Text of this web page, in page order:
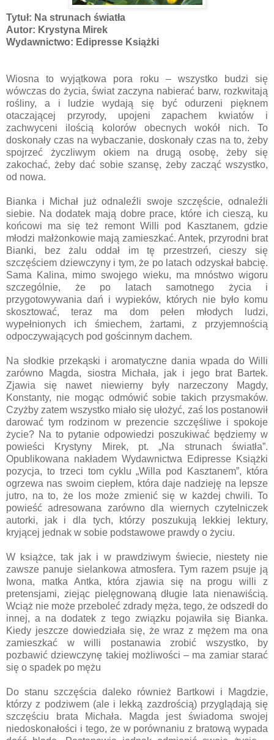
Tytuł: Na strunach światła
Autor: Krystyna Mirek
Wydawnictwo: Edipresse Książki
Wiosna to wyjątkowa pora roku – wszystko budzi się
wówczas do życia, świat zaczyna nabierać barw, rozkwitają
rośliny, a i ludzie wydają się być odurzeni pięknem
otaczającej przyrody, upojeni zapachem kwiatów i
zachwyceni ilością kolorów obecnych wokół nich. To
doskonały czas na wybaczanie, doskonały czas na to, żeby
spojrzeć życzliwym okiem na drugą osobę, żeby się
zakochać, żeby dać sobie szansę, żeby zacząć wszystko,
od nowa.
Bianka i Michał już odnaleźli swoje szczęście, odnaleźli
siebie. Na dodatek mają dobre prace, które ich cieszą, ku
końcowi ma się też remont Willi pod Kasztanem, gdzie
młodzi małżonkowie mają zamieszkać. Antek, przyrodni brat
Bianki, bez żalu oddał im tę przestrzeń, cieszy się
szczęściem dziewczyny i tym, że po latach odzyskał babcię.
Sama Kalina, mimo swojego wieku, ma mnóstwo wigoru
szczególnie, że po latach samotnego życia i
przygotowywania dań i wypieków, których nie było komu
skosztować, teraz ma dom pełen młodych ludzi,
wypełnionych ich śmiechem, żartami, z przyjemnością
odpoczywających pod gościnnym dachem.
Na słodkie przekąski i aromatyczne dania wpada do Willi
zarówno Magda, siostra Michała, jak i jego brat Bartek.
Zjawia się nawet niewierny były narzeczony Magdy,
Konstanty, nie mogąc odmówić sobie takich przysmaków.
Czyżby zatem wszystko miało się ułożyć, zaś los postanowił
darować tym rodzinom w prezencie szczęśliwe i spokoje
życie? Na to pytanie odpowiedzi poszukiwać będziemy w
powieści Krystyny Mirek, pt. „Na strunach światła”.
Opublikowana nakładem Wydawnictwa Edipresse Książki
pozycja, to trzeci tom cyklu „Willa pod Kasztanem”, która
ogrzewa nas swoim ciepłem, która daje nadzieję na lepsze
jutro, na to, że los może zmienić się w każdej chwili. To
powieść adresowana zarówno dla wiernych czytelniczek
autorki, jak i dla tych, którzy poszukują lekkiej lektury,
kryjącej jednak w sobie podstawowe prawdy o życiu.
W książce, tak jak i w prawdziwym świecie, niestety nie
zawsze panuje sielankowa atmosfera. Tym razem psuje ją
Iwona, matka Antka, która zjawia się na progu willi z
pretensjami, ziejąc pielęgnowaną długie lata nienawiścią.
Wciąż nie może przeboleć zdrady męża, tego, że odszedł do
innej, a na dodatek z tego związku pojawiła się Bianka.
Kiedy jeszcze dowiedziała się, że wraz z mężem ma ona
zamieszkać w willi postanawia zrobić wszystko, by
pozbawić dziewczynę takiej możliwości – ma zamiar starać
się o spadek po mężu
Do stanu szczęścia daleko również Bartkowi i Magdzie,
którzy z podziwem (ale i lekką zazdrością) przyglądają się
szczęściu brata Michała. Magda jest świadoma swojej
niedoskonałości i tego, że w porównaniu z bratową wypada